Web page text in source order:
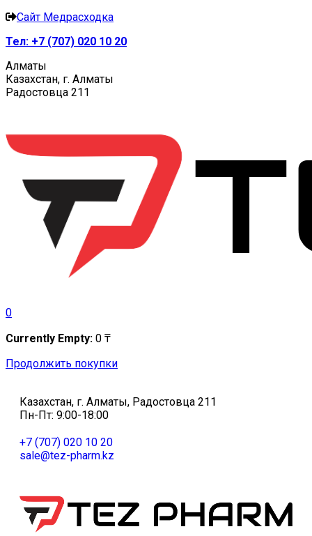
Сайт Медрасходка
Тел: +7 (707) 020 10 20
Алматы
Казахстан, г. Алматы
Радостовца 211
0
Currently Empty: 0 ₸
Продолжить покупки
Казахстан, г. Алматы, Радостовца 211
Пн-Пт: 9:00-18:00
+7 (707) 020 10 20
sale@tez-pharm.kz